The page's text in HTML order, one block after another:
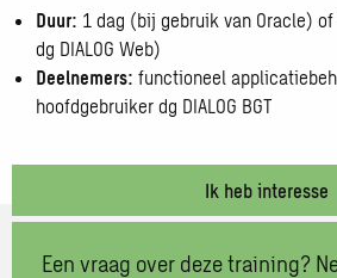
Duur: 1 dag (bij gebruik van Oracle)
dg DIALOG Web)
Deelnemers: functioneel
hoofdgebruiker dg DIALOG BGT
Ik heb interesse
Een vraag over deze training?